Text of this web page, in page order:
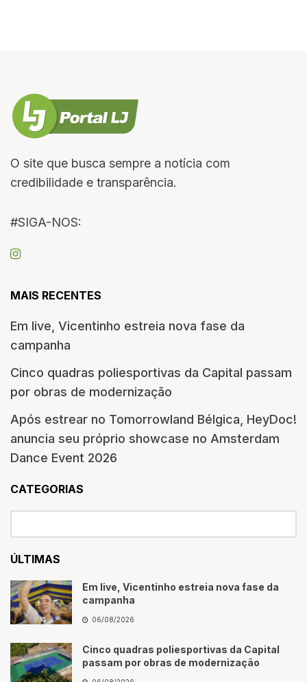
O site que busca sempre a notícia com
credibilidade e transparência.
#SIGA-NOS:
MAIS RECENTES
Em live, Vicentinho estreia nova fase da
campanha
Cinco quadras poliesportivas da Capital passam
por obras de modernização
Após estrear no Tomorrowland Bélgica, HeyDoc!
anuncia seu próprio showcase no Amsterdam
Dance Event 2026
CATEGORIAS
ÚLTIMAS
Em live, Vicentinho estreia nova fase da
campanha
06/08/2026
Cinco quadras poliesportivas da Capital
passam por obras de modernização